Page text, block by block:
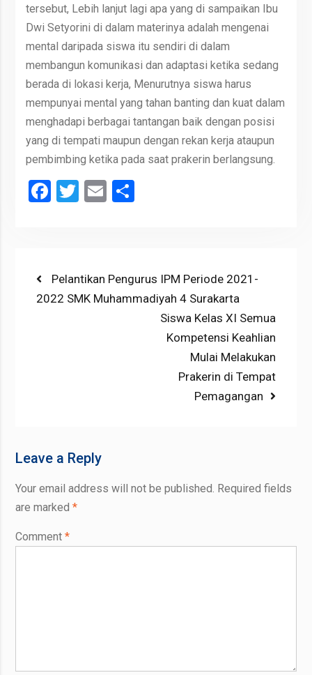
tersebut, Lebih lanjut lagi apa yang di sampaikan Ibu
Dwi Setyorini di dalam materinya adalah mengenai
mental daripada siswa itu sendiri di dalam
membangun komunikasi dan adaptasi ketika sedang
berada di lokasi kerja, Menurutnya siswa harus
mempunyai mental yang tahan banting dan kuat dalam
menghadapi berbagai tantangan baik dengan posisi
yang di tempati maupun dengan rekan kerja ataupun
pembimbing ketika pada saat prakerin berlangsung.
Facebook
Twitter
EmailShare
Post
navigation
Previous
post:
Pelantikan Pengurus IPM Periode 2021-
2022 SMK Muhammadiyah 4 Surakarta
Next
post:
Siswa Kelas XI Semua
Kompetensi Keahlian
Mulai Melakukan
Prakerin di Tempat
Pemagangan
Leave a Reply
Your email address will not be published. Required fields
are marked *
Comment *